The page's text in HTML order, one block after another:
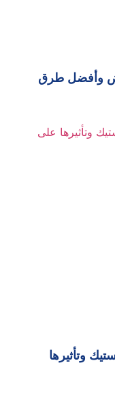
سي 100/60 الأبيض وأفضل طرق
وتأثيرها